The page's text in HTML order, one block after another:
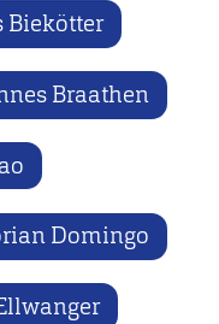
Biekötter
Braathen
Domingo